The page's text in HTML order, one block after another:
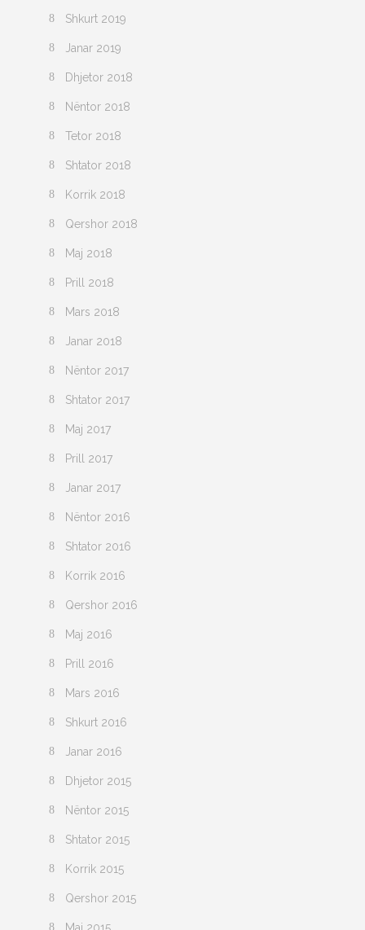
Shkurt 2019
Janar 2019
Dhjetor 2018
Nëntor 2018
Tetor 2018
Shtator 2018
Korrik 2018
Qershor 2018
Maj 2018
Prill 2018
Mars 2018
Janar 2018
Nëntor 2017
Shtator 2017
Maj 2017
Prill 2017
Janar 2017
Nëntor 2016
Shtator 2016
Korrik 2016
Qershor 2016
Maj 2016
Prill 2016
Mars 2016
Shkurt 2016
Janar 2016
Dhjetor 2015
Nëntor 2015
Shtator 2015
Korrik 2015
Qershor 2015